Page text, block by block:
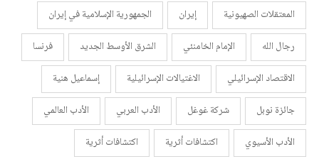
المعتقلات الصهيونية
إيران
الجمهورية الإسلامية في إيران
رجال الله
الإمام الخامنئي الشرق الأوسط الجديد
فرنسا
الاقتصاد الإسرائيلي
الاغتيالات الإسرائيلية
إسماعيل هنية
جائزة نوبل
شركة غوغل الأدب العربي
الأدب العالمي
الأدب الأسيوي
اكتشافات أثرية
اكتشافات أثرية